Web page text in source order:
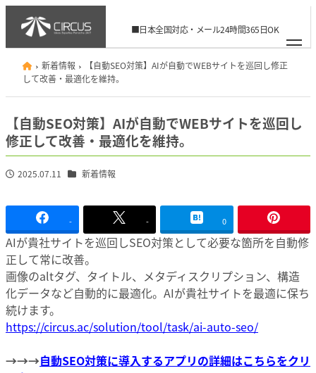
ン
テ
ン
ツ
へ
移
動
■日本全国対応・メール24時間365日OK
06-6926-8506 info@circus.ac
新着情報
【自動SEO対策】AIが自動でWEBサイトを巡回し修正
して改善・最適化を維持。
【自動SEO対策】AIが自動でWEBサイトを巡回し
修正して改善・最適化を維持。
投稿日2025.07.11 カテゴリー
新着情報
- - 0
AIが貴社サイトを巡回しSEO対策として必要な箇所を自動修
正して常に改善。
画像のaltタグ、タイトル、メタディスクリプション、構造
化データなど自動的に最適化。AIが貴社サイトを最適に保ち
続けます。
https://circus.ac/solution/tool/task/ai-auto-seo/
→→→自動SEO対策に導入するアプリの詳細はこちらをクリ